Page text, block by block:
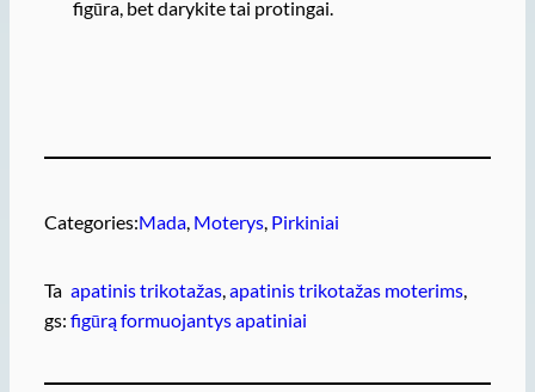
figūra, bet darykite tai protingai.
Categories:Mada, Moterys, Pirkiniai
Ta
gs:
apatinis trikotažas, apatinis trikotažas moterims
figūrą formuojantys apatiniai